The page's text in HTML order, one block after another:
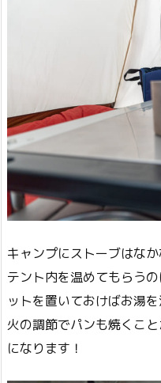
キャンプにストーブはな
テント内を温めてもらう
ットを置いておけばお湯を
火の調節でパンも焼くこ
になります！